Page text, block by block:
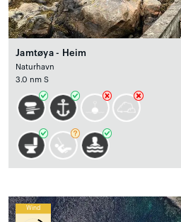
Jamtøya - Heim
Naturhavn
3.0 nm S
Wind